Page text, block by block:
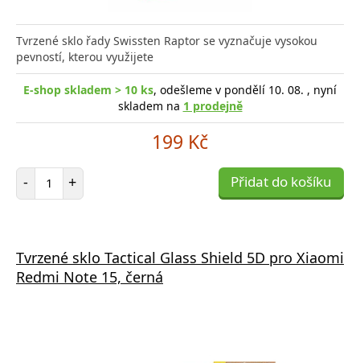
Tvrzené sklo řady Swissten Raptor se vyznačuje vysokou
pevností, kterou využijete
E-shop skladem > 10 ks, odešleme v pondělí 10. 08. , nyní
skladem na 1 prodejně
199 Kč
- Počet položek
+ Přidat do košíku
Tvrzené sklo Tactical Glass Shield 5D pro Xiaomi
Redmi Note 15, černá